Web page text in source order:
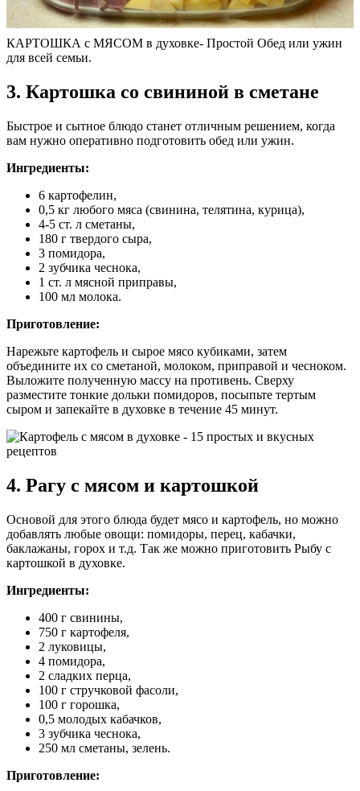
КАРТОШКА с МЯСОМ в духовке- Простой Обед или ужин
для всей семьи.
3. Картошка со свининой в сметане
Быстрое и сытное блюдо станет отличным решением, когда
вам нужно оперативно подготовить обед или ужин.
Ингредиенты:
6 картофелин,
0,5 кг любого мяса (свинина, телятина, курица),
4-5 ст. л сметаны,
180 г твердого сыра,
3 помидора,
2 зубчика чеснока,
1 ст. л мясной приправы,
100 мл молока.
Приготовление:
Нарежьте картофель и сырое мясо кубиками, затем
объедините их со сметаной, молоком, приправой и чесноком.
Выложите полученную массу на противень. Сверху
разместите тонкие дольки помидоров, посыпьте тертым
сыром и запекайте в духовке в течение 45 минут.
4. Рагу с мясом и картошкой
Основой для этого блюда будет мясо и картофель, но можно
добавлять любые овощи: помидоры, перец, кабачки,
баклажаны, горох и т.д. Так же можно приготовить Рыбу с
картошкой в духовке.
Ингредиенты:
400 г свинины,
750 г картофеля,
2 луковицы,
4 помидора,
2 сладких перца,
100 г стручковой фасоли,
100 г горошка,
0,5 молодых кабачков,
3 зубчика чеснока,
250 мл сметаны, зелень.
Приготовление: